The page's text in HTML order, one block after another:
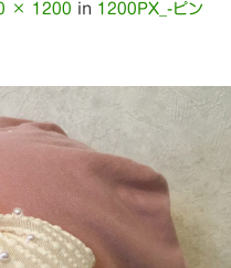
× 1200 in 1200PX_-ピン